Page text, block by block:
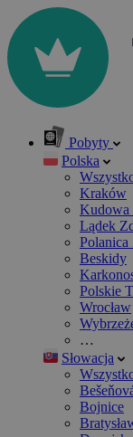
Pobyty
Polska
Kraków
Kudowa
Lądek
Polanica
Beskidy
Polskie
Wrocław
…
Słowacja
Bojnice